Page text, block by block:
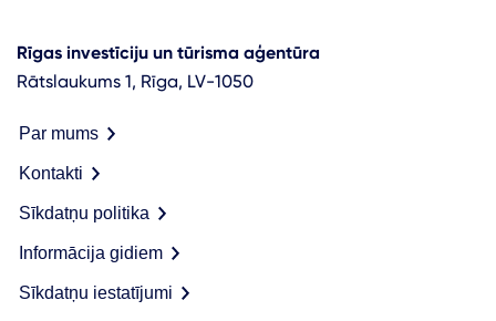
Rīgas investīciju un tūrisma aģentūra
Rātslaukums 1, Rīga, LV-1050
Par mums
Kontakti
Sīkdatņu politika
Informācija gidiem
Sīkdatņu iestatījumi